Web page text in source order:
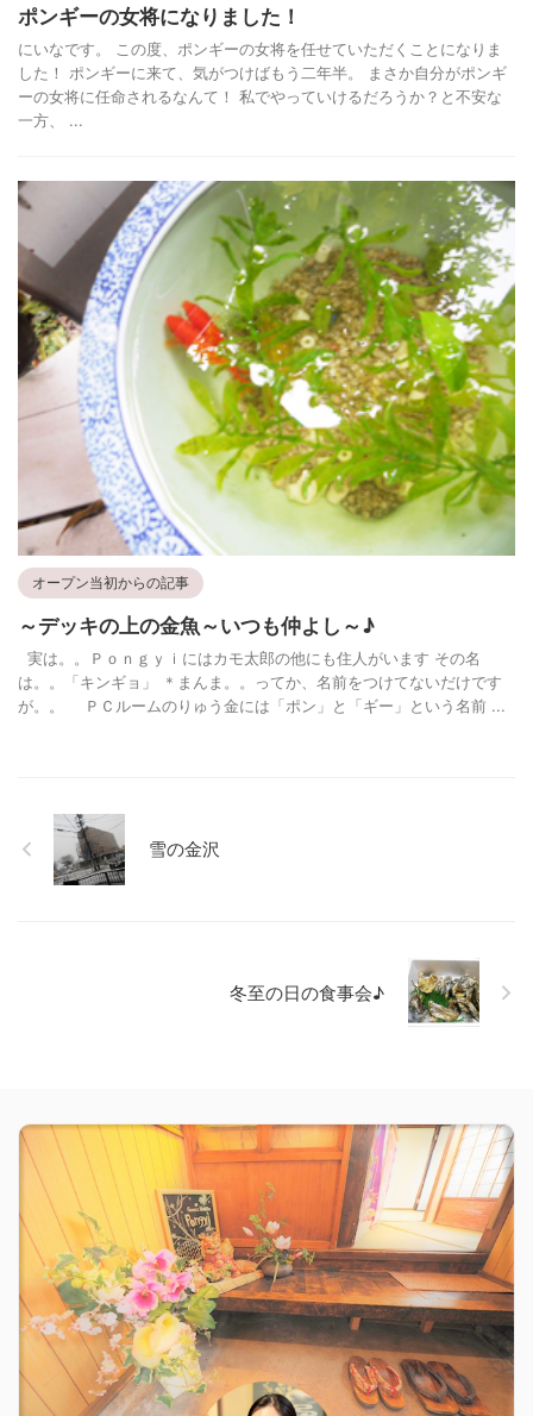
ポンギーの女将になりました！
にいなです。 この度、ポンギーの女将を任せていただくことになりま
した！ ポンギーに来て、気がつけばもう二年半。 まさか自分がポンギ
ーの女将に任命されるなんて！ 私でやっていけるだろうか？と不安な
一方、 ...
オープン当初からの記事
～デッキの上の金魚～いつも仲よし～♪
実は。。Ｐｏｎｇｙｉにはカモ太郎の他にも住人がいます その名
は。。「キンギョ」 ＊まんま。。ってか、名前をつけてないだけです
が。。 ＰＣルームのりゅう金には「ポン」と「ギー」という名前 ...
雪の金沢
冬至の日の食事会♪